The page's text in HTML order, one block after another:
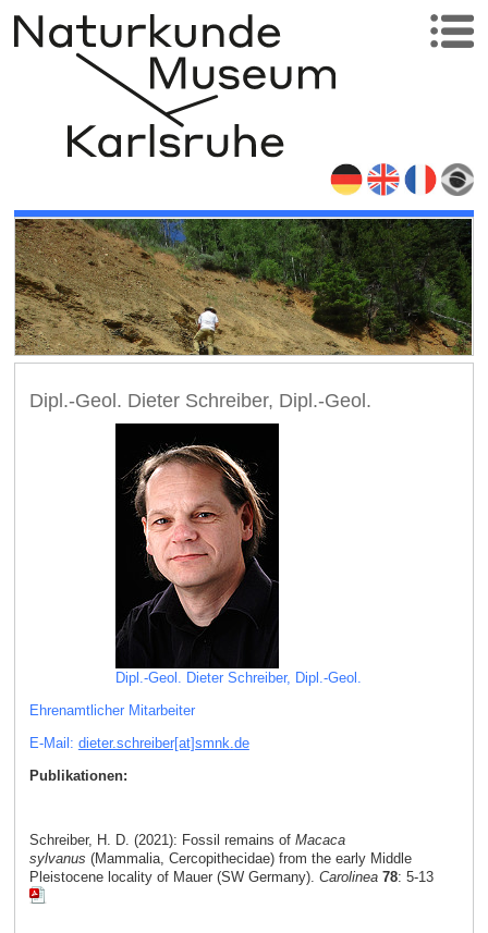
Dipl.-Geol. Dieter Schreiber, Dipl.-Geol.
Dipl.-Geol. Dieter Schreiber, Dipl.-Geol.
Ehrenamtlicher Mitarbeiter
E-Mail: dieter.schreiber[at]smnk.de
Publikationen:
Schreiber, H. D. (2021): Fossil remains of Macaca
sylvanus (Mammalia, Cercopithecidae) from the early Middle
Pleistocene locality of Mauer (SW Germany). Carolinea 78: 5-13